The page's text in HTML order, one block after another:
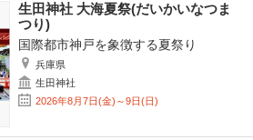
生田神社 大海夏祭(だいかいなつま
つり)
国際都市神戸を象徴する夏祭り
兵庫県
生田神社
2026年8月7日(金)～9日(日)